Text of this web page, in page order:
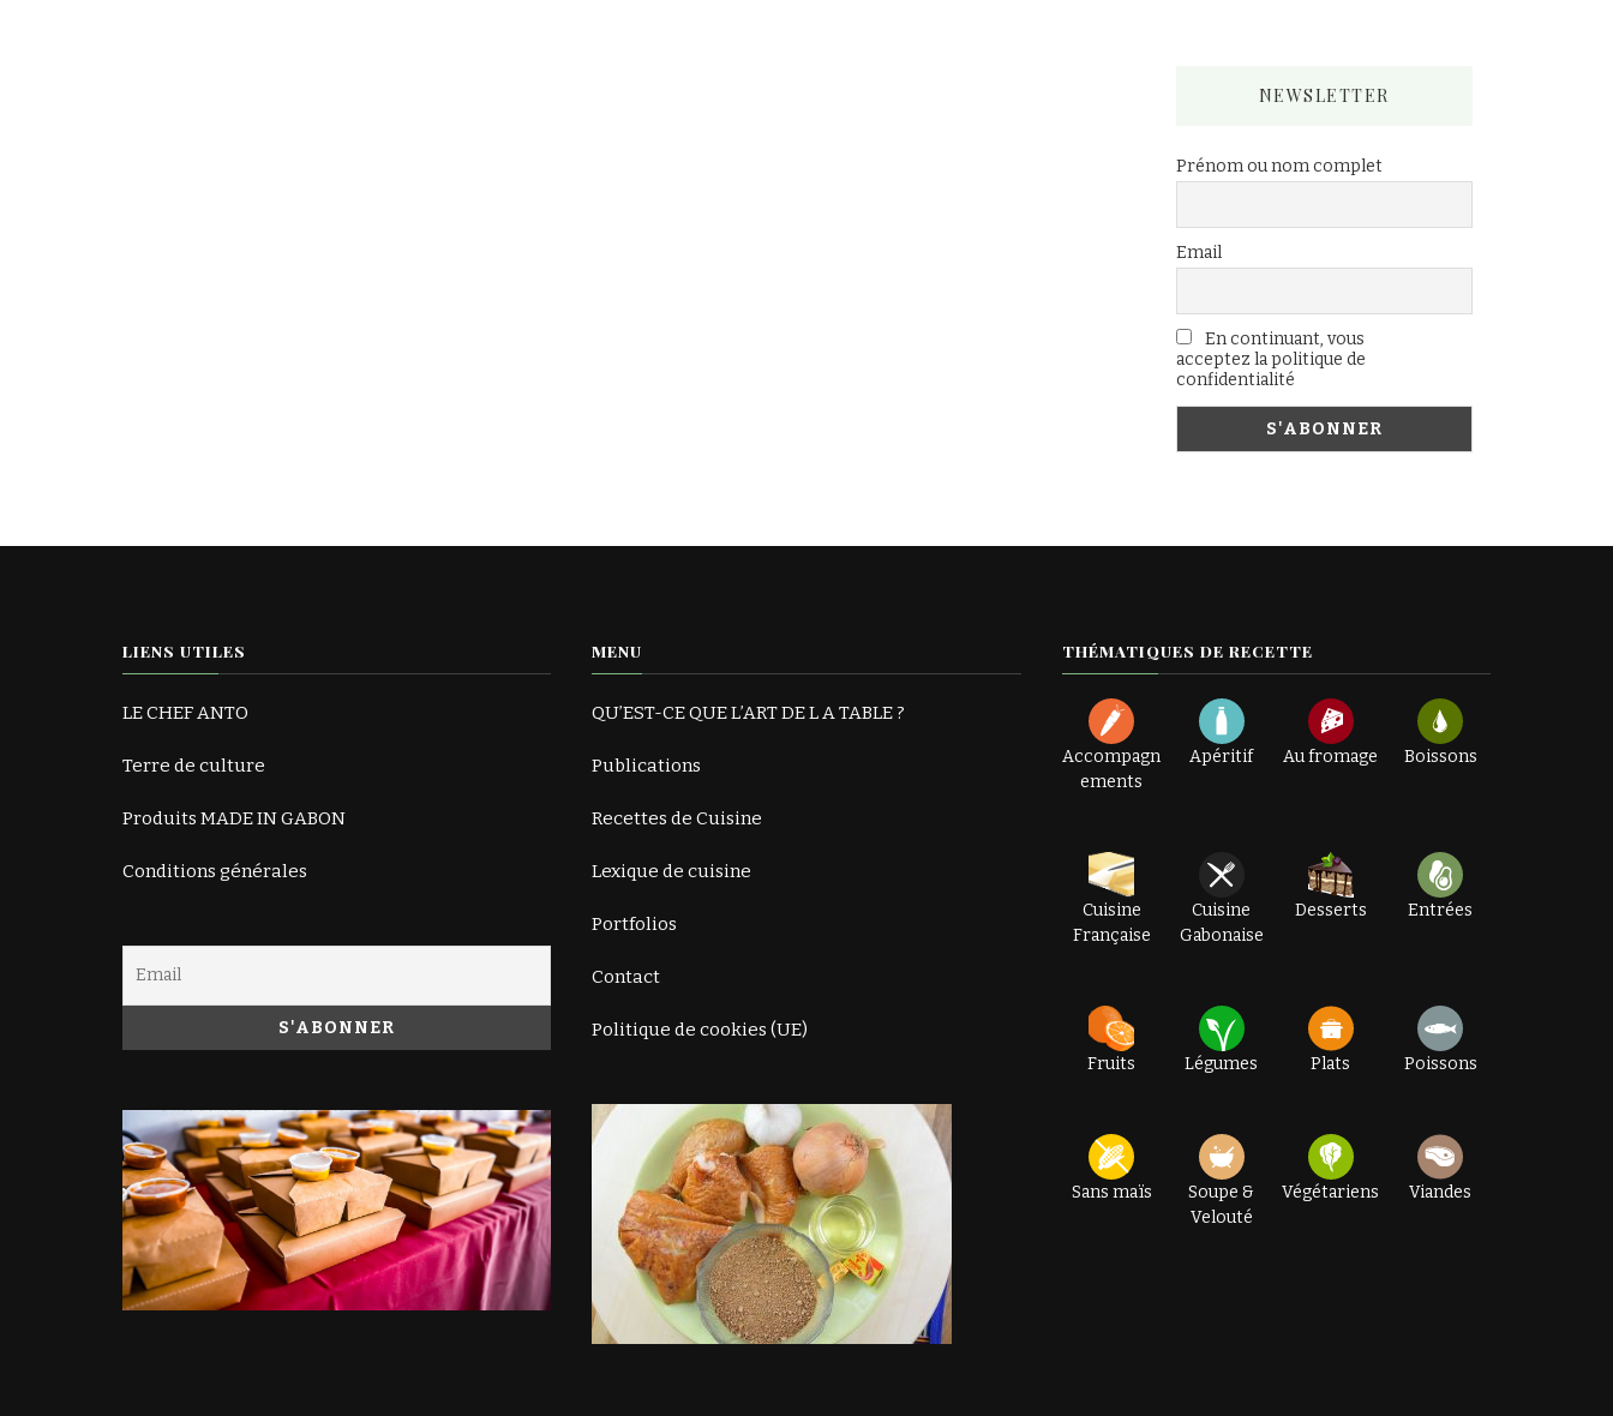
NEWSLETTER
Prénom ou nom complet
Email
En continuant, vous
acceptez la politique de
confidentialité
LIENS UTILES
LE CHEF ANTO
Terre de culture
Produits MADE IN GABON
Conditions générales
MENU
QU’EST-CE QUE L’ART DE L A TABLE ?
Publications
Recettes de Cuisine
Lexique de cuisine
Portfolios
Contact
Politique de cookies (UE)
THÉMATIQUES DE RECETTE
Accompagn
ements
Apéritif Au fromage Boissons
Cuisine
Française
Cuisine
Gabonaise
Desserts Entrées
Fruits Légumes Plats Poissons
Sans maïs
Soupe &
Velouté
Végétariens Viandes